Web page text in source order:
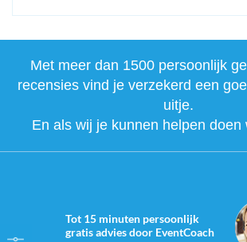
Met meer dan 1500 persoonlijk
recensies vind je verzekerd een
uitje.
En als wij je kunnen helpen doen
Tot 15 minuten persoonlijk
gratis advies door EventCoach